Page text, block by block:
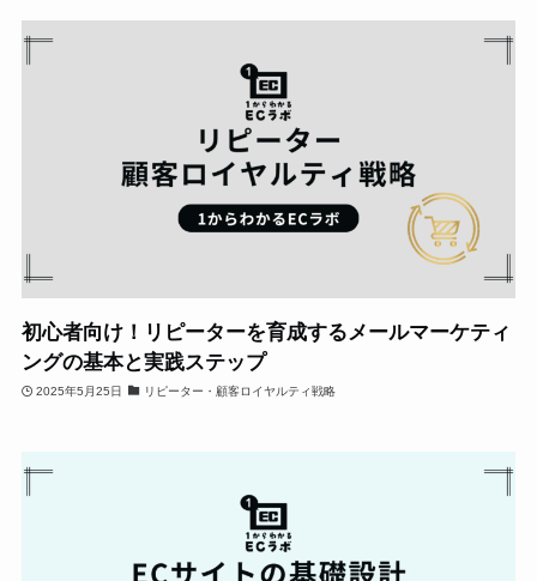
初心者向け！リピーターを育成するメールマーケティ
ングの基本と実践ステップ
2025年5月25日 リピーター・顧客ロイヤルティ戦略